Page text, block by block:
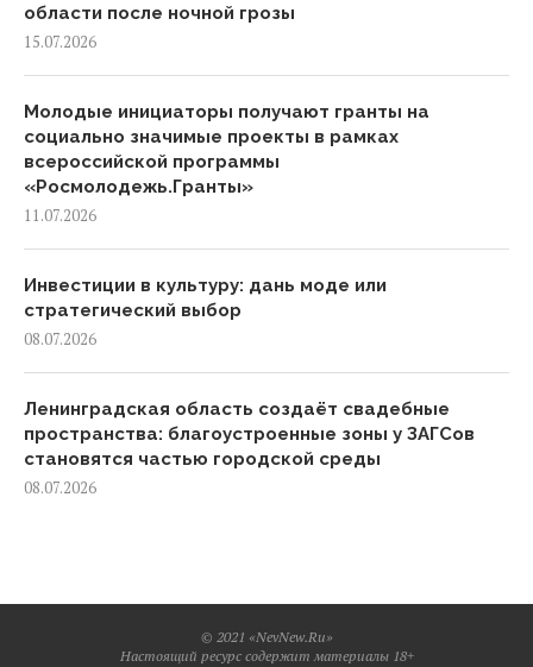
области после ночной грозы
15.07.2026
Молодые инициаторы получают гранты на
социально значимые проекты в рамках
всероссийской программы
«Росмолодежь.Гранты»
11.07.2026
Инвестиции в культуру: дань моде или
стратегический выбор
08.07.2026
Ленинградская область создаёт свадебные
пространства: благоустроенные зоны у ЗАГСов
становятся частью городской среды
08.07.2026
© 2021 «NevNew.Ru»
Настоящий ресурс содержит материалы 18+